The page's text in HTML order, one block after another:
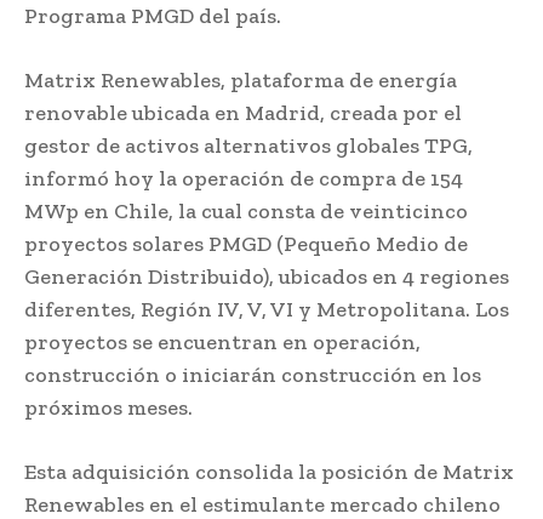
Programa PMGD del país.
Matrix Renewables, plataforma de energía
renovable ubicada en Madrid, creada por el
gestor de activos alternativos globales TPG,
informó hoy la operación de compra de 154
MWp en Chile, la cual consta de veinticinco
proyectos solares PMGD (Pequeño Medio de
Generación Distribuido), ubicados en 4 regiones
diferentes, Región IV, V, VI y Metropolitana. Los
proyectos se encuentran en operación,
construcción o iniciarán construcción en los
próximos meses.
Esta adquisición consolida la posición de Matrix
Renewables en el estimulante mercado chileno